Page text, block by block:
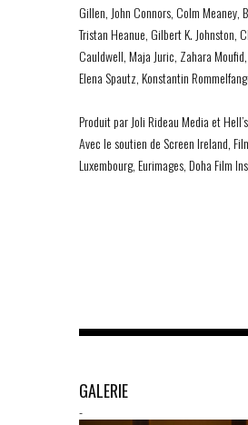
Gillen, John Connors, Colm Meaney,
Tristan Heanue, Gilbert K. Johnston,
Cauldwell, Maja Juric, Zahara
Elena Spautz, Konstantin
Produit par Joli Rideau Media et
Avec le soutien de Screen Ireland,
Luxembourg, Eurimages, Doha Film
GALERIE
-